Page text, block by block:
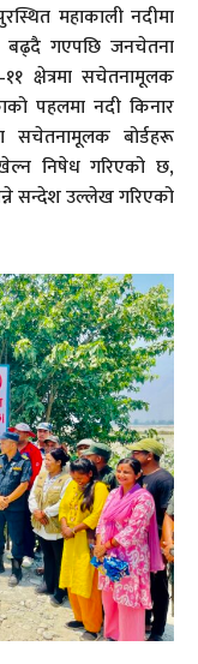
महाकाली नदीमा
बढ्दै गएपछि जनचेतना
क्षेत्रमा सचेतनामूलक
पहलमा नदी किनार
सचेतनामूलक बोर्डहरू
खेल्न निषेध गरिएको छ,
सन्देश उल्लेख गरिएको